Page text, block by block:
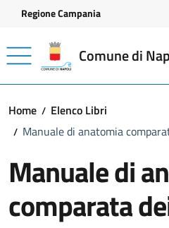
Vai ai contenuti
Vai al footer
Regione Campania
Comune di
Home
Elenco Libri
Manuale di anatomia
Manuale di
comparata